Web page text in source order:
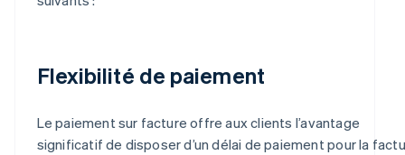
Flexibilité de paiement
Le paiement sur facture offre aux clients l’avantage
significatif de disposer d’un délai de paiement pour la